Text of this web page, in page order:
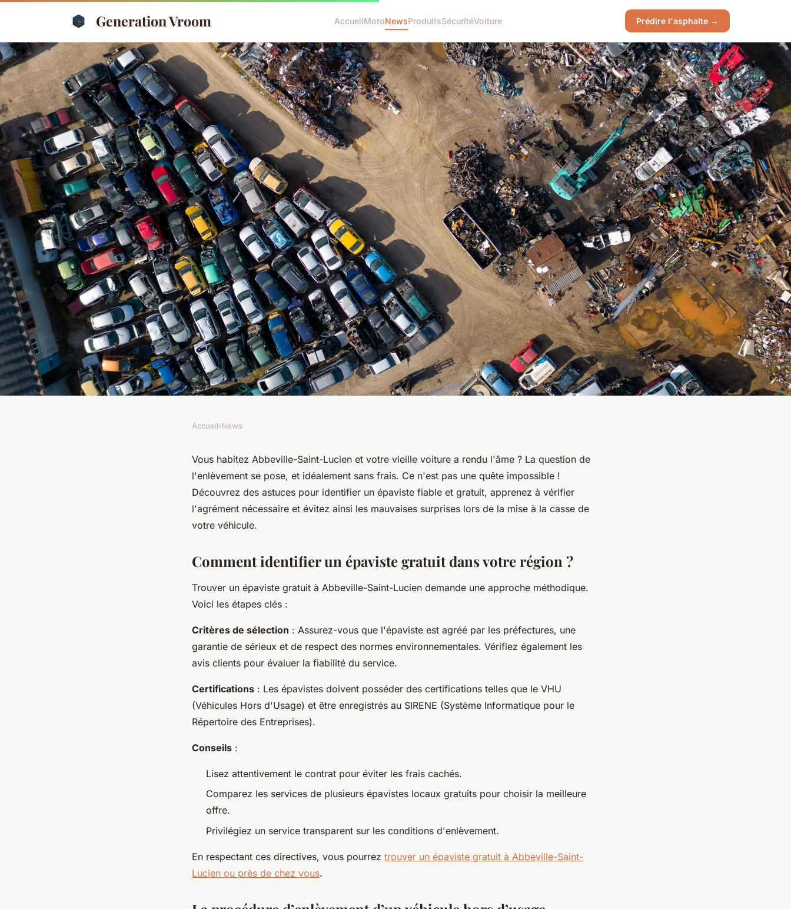
Generation Vroom AccueilMotoNewsProduitsSécuritéVoiture Prédire l'asphalte →
Comment trouver un épaviste gratuit à
abbeville-saint-lucien ?
Accueil›News
Vous habitez Abbeville-Saint-Lucien et votre vieille voiture a rendu l'âme ? La question de
l'enlèvement se pose, et idéalement sans frais. Ce n'est pas une quête impossible !
Découvrez des astuces pour identifier un épaviste fiable et gratuit, apprenez à vérifier
l'agrément nécessaire et évitez ainsi les mauvaises surprises lors de la mise à la casse de
votre véhicule.
Comment identifier un épaviste gratuit dans votre région ?
Trouver un épaviste gratuit à Abbeville-Saint-Lucien demande une approche méthodique.
Voici les étapes clés :
Critères de sélection : Assurez-vous que l'épaviste est agréé par les préfectures, une
garantie de sérieux et de respect des normes environnementales. Vérifiez également les
avis clients pour évaluer la fiabilité du service.
Certifications : Les épavistes doivent posséder des certifications telles que le VHU
(Véhicules Hors d'Usage) et être enregistrés au SIRENE (Système Informatique pour le
Répertoire des Entreprises).
Conseils :
Lisez attentivement le contrat pour éviter les frais cachés.
Comparez les services de plusieurs épavistes locaux gratuits pour choisir la meilleure
offre.
Privilégiez un service transparent sur les conditions d'enlèvement.
En respectant ces directives, vous pourrez trouver un épaviste gratuit à Abbeville-Saint-
Lucien ou près de chez vous.